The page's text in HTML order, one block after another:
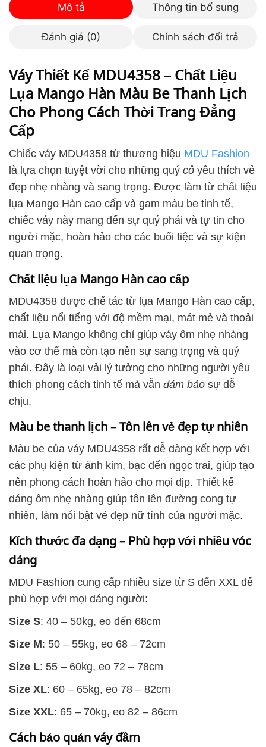
Mô tả Thông tin bổ sung
Đánh giá (0) Chính sách đổi trả
Váy Thiết Kế MDU4358 – Chất Liệu
Lụa Mango Hàn Màu Be Thanh Lịch
Cho Phong Cách Thời Trang Đẳng
Cấp
Chiếc váy MDU4358 từ thương hiệu MDU Fashion
là lựa chọn tuyệt vời cho những quý cô yêu thích vẻ
đẹp nhẹ nhàng và sang trọng. Được làm từ chất liệu
lụa Mango Hàn cao cấp và gam màu be tinh tế,
chiếc váy này mang đến sự quý phái và tự tin cho
người mặc, hoàn hảo cho các buổi tiệc và sự kiện
quan trọng.
Chất liệu lụa Mango Hàn cao cấp
MDU4358 được chế tác từ lụa Mango Hàn cao cấp,
chất liệu nổi tiếng với độ mềm mại, mát mẻ và thoải
mái. Lụa Mango không chỉ giúp váy ôm nhẹ nhàng
vào cơ thể mà còn tạo nên sự sang trọng và quý
phái. Đây là loại vải lý tưởng cho những người yêu
thích phong cách tinh tế mà vẫn đảm bảo sự dễ
chịu.
Màu be thanh lịch – Tôn lên vẻ đẹp tự nhiên
Màu be của váy MDU4358 rất dễ dàng kết hợp với
các phụ kiện từ ánh kim, bạc đến ngọc trai, giúp tạo
nên phong cách hoàn hảo cho mọi dịp. Thiết kế
dáng ôm nhẹ nhàng giúp tôn lên đường cong tự
nhiên, làm nổi bật vẻ đẹp nữ tính của người mặc.
Kích thước đa dạng – Phù hợp với nhiều vóc
dáng
MDU Fashion cung cấp nhiều size từ S đến XXL để
phù hợp với mọi dáng người:
Size S: 40 – 50kg, eo đến 68cm
Size M: 50 – 55kg, eo 68 – 72cm
Size L: 55 – 60kg, eo 72 – 78cm
Size XL: 60 – 65kg, eo 78 – 82cm
Size XXL: 65 – 70kg, eo 82 – 86cm
Cách bảo quản váy đầm